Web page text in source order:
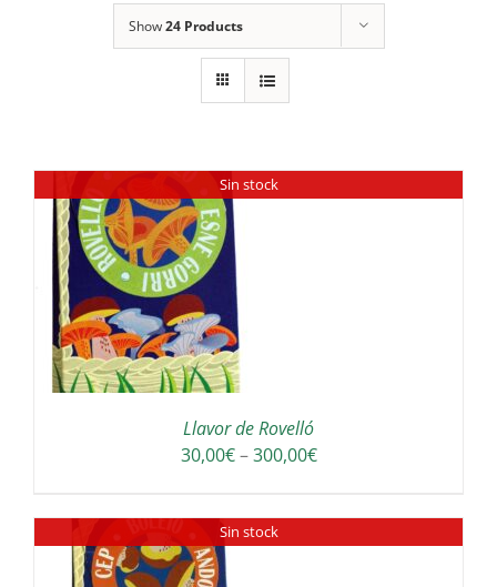
Show24 Products
Sin stock
Llavor de Rovelló
30,00€ – 300,00€Interval
Sin stock